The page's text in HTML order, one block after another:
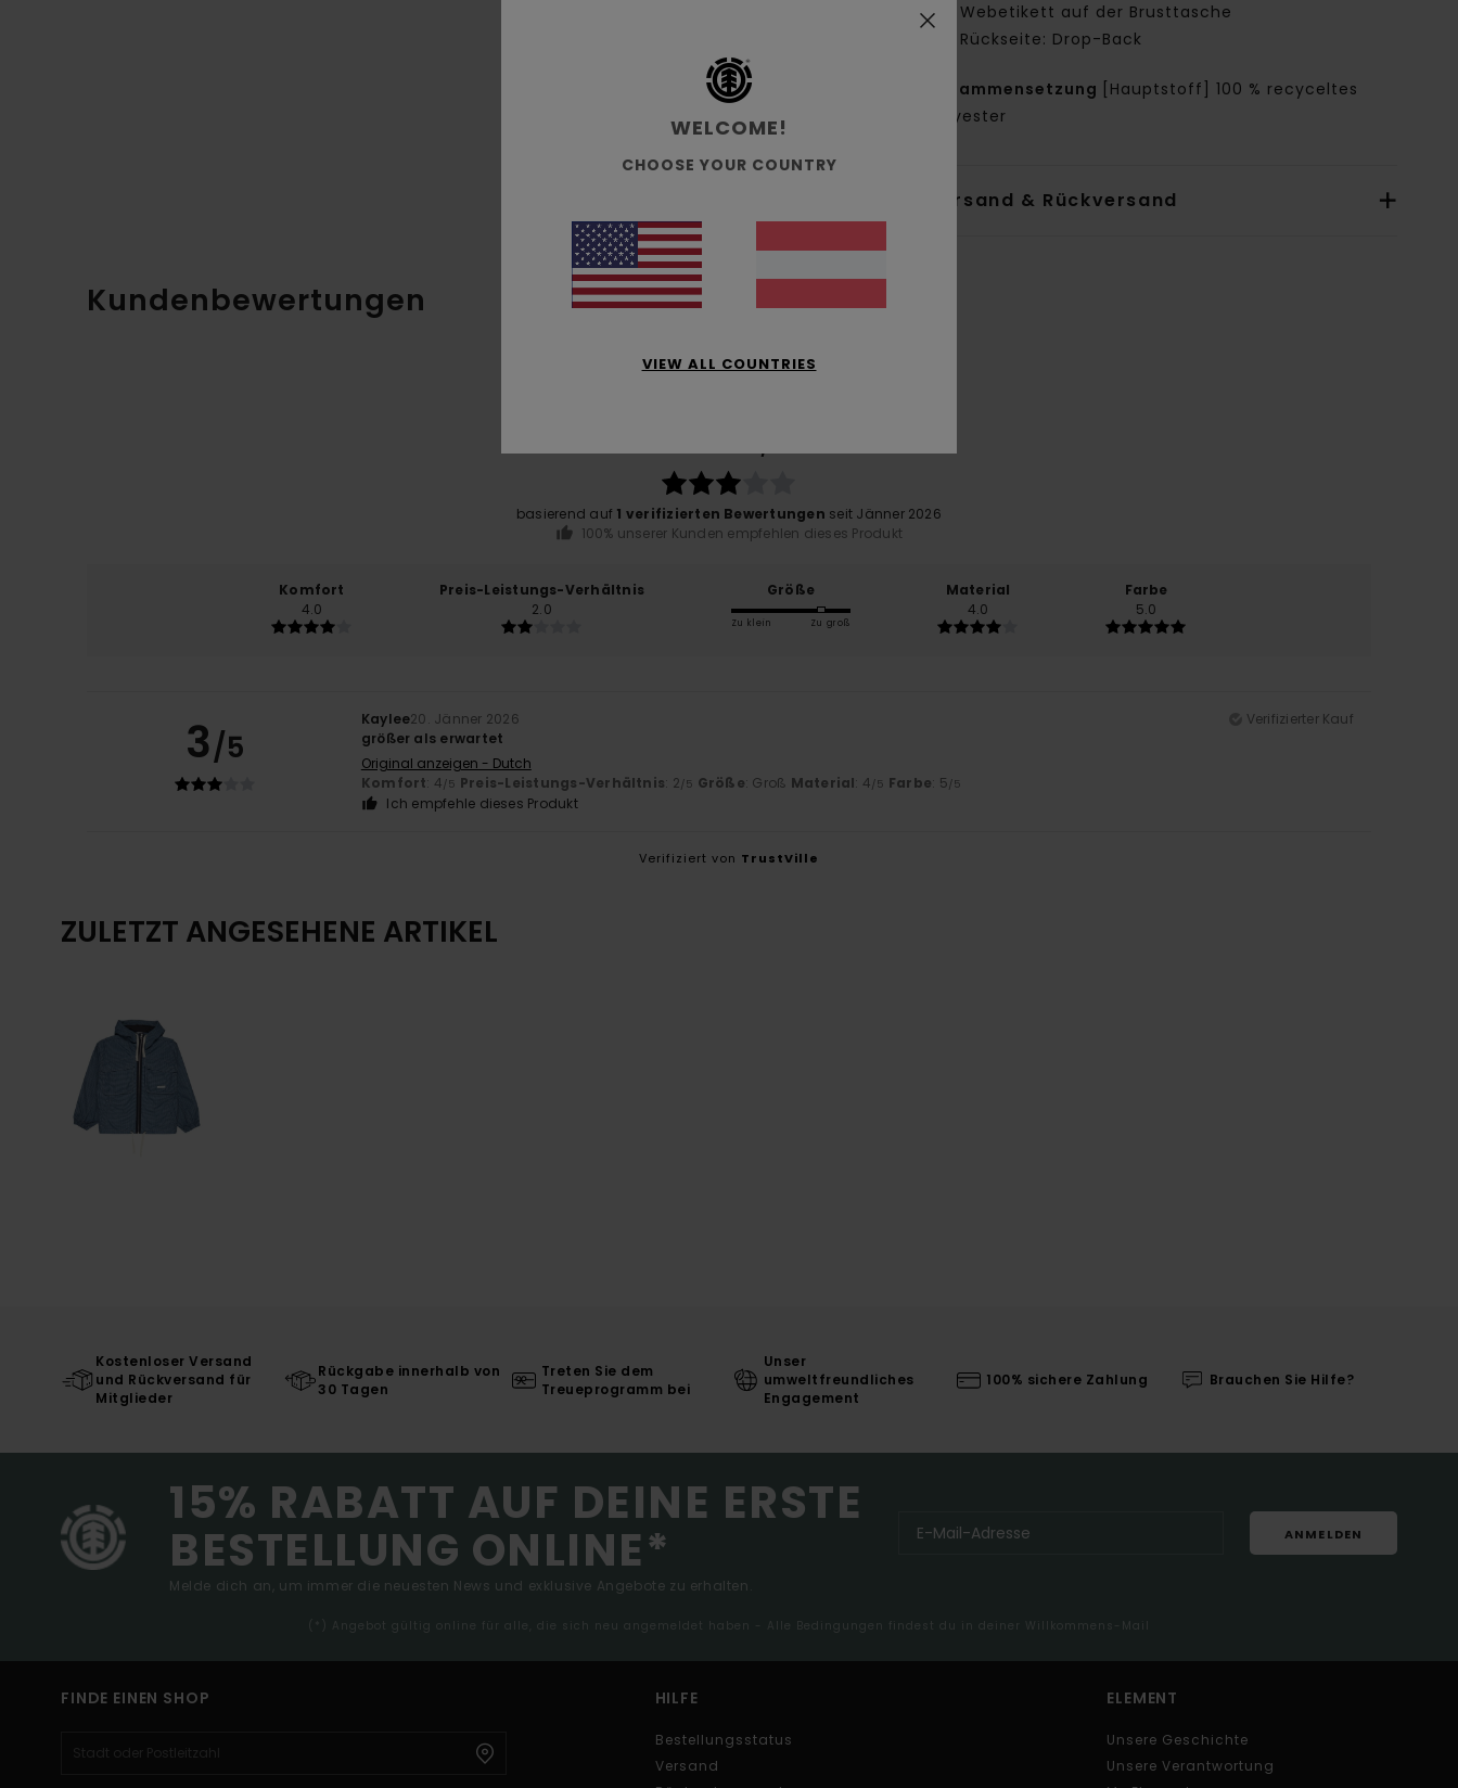
Webetikett auf der Brusttasche
Rückseite: Drop-Back
Zusammensetzung
[Hauptstoff] 100 % recyceltes
Polyester
Versand & Rückversand
Kundenbewertungen
3.0/5
basierend auf 1 verifizierten Bewertungen seit Jänner 2026
100% unserer Kunden empfehlen dieses Produkt
Komfort
4.0
Preis-Leistungs-Verhältnis
2.0
Größe
Zu klein Zu groß
Material
4.0
Farbe
5.0
3/5
Kaylee20. Jänner 2026
Verifizierter Kauf
größer als erwartet
Original anzeigen - Dutch
Komfort: 4/5 Preis-Leistungs-Verhältnis: 2/5 Größe: Groß Material: 4/5 Farbe: 5/5
Ich empfehle dieses Produkt
Verifiziert von TrustVille
ZULETZT ANGESEHENE ARTIKEL
Kostenloser Versand
und Rückversand für
Mitglieder
Rückgabe innerhalb von
30 Tagen
Treten Sie dem
Treueprogramm bei
Unser
umweltfreundliches
Engagement
100% sichere Zahlung Brauchen Sie Hilfe?
15% RABATT AUF DEINE ERSTE
BESTELLUNG ONLINE*
Melde dich an, um immer die neuesten News und exklusive Angebote zu erhalten.
ANMELDEN
(*) Angebot gültig online für alle, die sich neu angemeldet haben - Alle Bedingungen findest du in deiner Willkommens-Mail
FINDE EINEN SHOP HILFE
Bestellungsstatus
Versand
ELEMENT
Unsere Geschichte
Unsere Verantwortung
WELCOME!
CHOOSE YOUR COUNTRY
VIEW ALL COUNTRIES